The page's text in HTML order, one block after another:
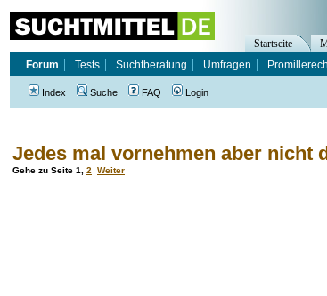
Jedes mal vornehmen aber nicht
Gehe zu Seite 1 2 Weiter
Startseite
Forum
Tests Suchtberatung Umfragen
Index Suche FAQ Login